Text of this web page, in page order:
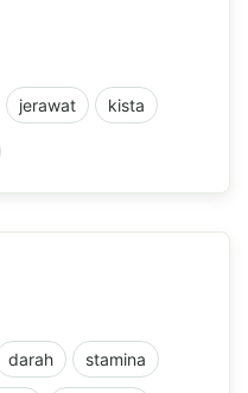
jerawat kista
darah stamina